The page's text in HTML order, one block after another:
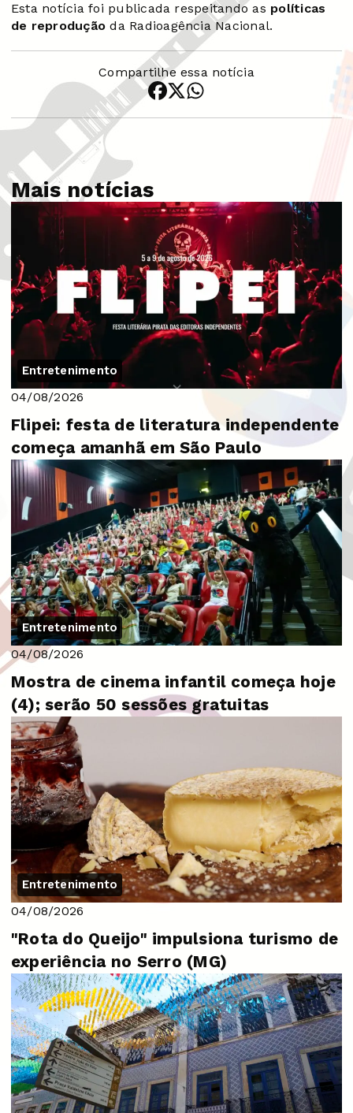
Esta notícia foi publicada respeitando as políticas
de reprodução da Radioagência Nacional.
Compartilhe essa notícia
Mais notícias
Entretenimento
04/08/2026
Flipei: festa de literatura independente
começa amanhã em São Paulo
Entretenimento
04/08/2026
Mostra de cinema infantil começa hoje
(4); serão 50 sessões gratuitas
Entretenimento
04/08/2026
"Rota do Queijo" impulsiona turismo de
experiência no Serro (MG)